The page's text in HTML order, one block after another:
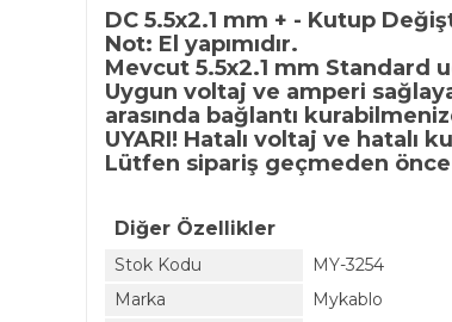
DC 5.5x2.1 mm + - Kutup
Not: El yapımıdır.
Mevcut 5.5x2.1 mm Standard
Uygun voltaj ve amperi
arasında bağlantı
UYARI! Hatalı voltaj ve hatalı
Lütfen sipariş geçmeden önce
Diğer Özellikler
Stok Kodu
MY-3254
Marka
Mykablo